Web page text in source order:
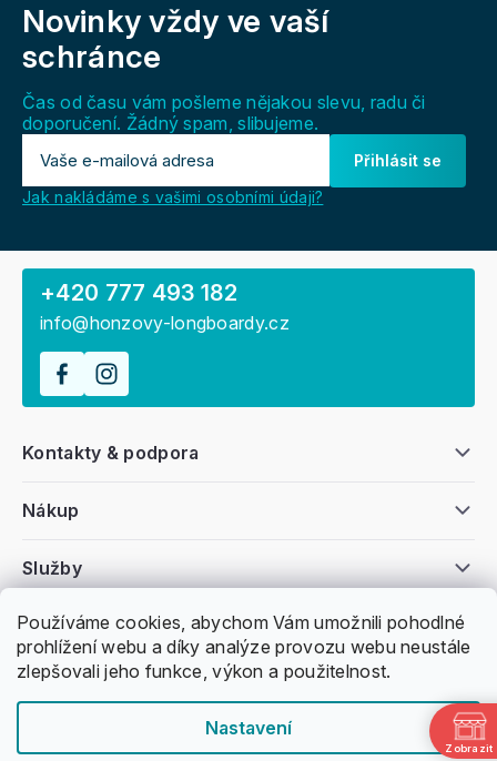
Používáme cookies, abychom Vám umožnili pohodlné
prohlížení webu a díky analýze provozu webu neustále
zlepšovali jeho funkce, výkon a použitelnost.
Nastavení
Novinky vždy ve vaší
schránce
Čas od času vám pošleme nějakou slevu, radu či
doporučení. Žádný spam, slibujeme.
Přihlásit se
Jak nakládáme s vašimi osobními údaji?
Všeobecné informace
Nákup
Kontakty & podpora
Služby
+420 777 493 182
info@honzovy-longboardy.cz
Zobrazit